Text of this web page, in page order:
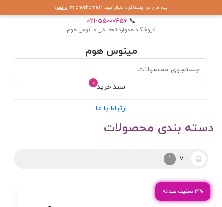
پیج ما را در اینستاگرام دنبال کنید: mionoshome.ir رد کردن
📞
021-55000456
فروشگاه همواره تخفیفی مینوس هوم
مینوس هوم
0 سبد خرید
ارتباط با ما
دسته بندی محصولات
۱۴% تخفیف عیدانه